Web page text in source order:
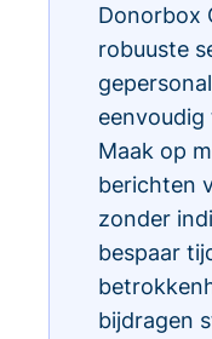
Donorbox
robuuste
Maak op
berichten
zonder
bespaar
bijdragen